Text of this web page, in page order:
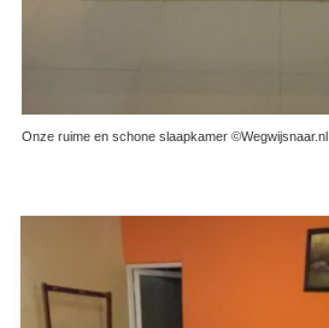
Onze ruime en schone slaapkamer ©Wegwijsnaar.nl